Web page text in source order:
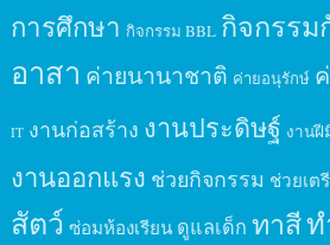
การศึกษา กิจกรรม BBL กิจกรรม
อาสา ค่ายนานาชาติ ค่ายอนุรักษ์
IT งานก่อสร้าง งานประดิษฐ์ งานฝี
งานออกแรง ช่วยกิจกรรม ช่วยเต
สัตว์ ซ่อมห้องเรียน ดูแลเด็ก ทาสีท